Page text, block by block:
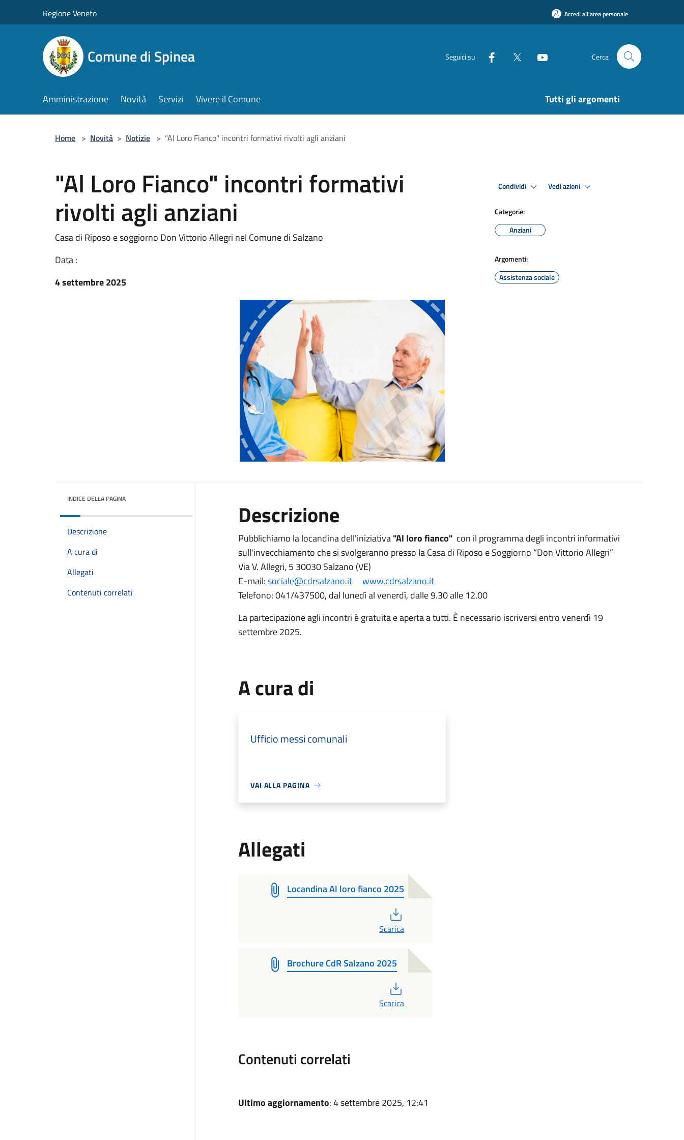
Regione Veneto Accedi all'area personale
Comune di Spinea Seguici su Cerca
Amministrazione Novità Servizi Vivere il Comune Tutti gli argomenti
Home > Novità > Notizie > "Al Loro Fianco" incontri formativi rivolti agli anziani
"Al Loro Fianco" incontri formativi
rivolti agli anziani
Casa di Riposo e soggiorno Don Vittorio Allegri nel Comune di Salzano
Data :
4 settembre 2025
Condividi Vedi azioni
Categorie:
Anziani
Argomenti:
Assistenza sociale
INDICE DELLA PAGINA
Descrizione
A cura di
Allegati
Contenuti correlati
Descrizione
Pubblichiamo la locandina dell'iniziativa"Al loro fianco"con il programma degli incontri informativi
sull'invecchiamento che si svolgeranno presso la Casa di Riposo e Soggiorno “Don Vittorio Allegri”
Via V. Allegri, 5 30030 Salzano (VE)
E-mail:sociale@cdrsalzano.it
www.cdrsalzano.it
Telefono: 041/437500, dal lunedì al venerdì, dalle 9.30 alle 12.00
La partecipazione agli incontri è gratuita e aperta a tutti. È necessario iscriversi entro venerdì 19
settembre 2025.
A cura di
Ufficio messi comunali
VAI ALLA PAGINA
Allegati
Locandina Al loro fianco 2025
Scarica
Brochure CdR Salzano 2025
Scarica
Contenuti correlati
Ultimo aggiornamento: 4 settembre 2025, 12:41